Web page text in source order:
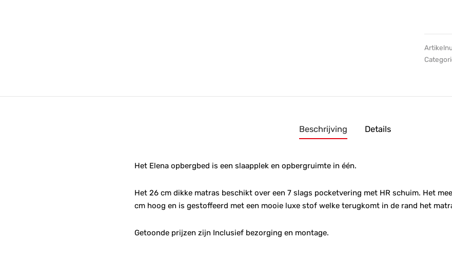
Beschrijving Details
Het Elena opbergbed is een slaapplek en opbergruimte in één.
Het 26 cm dikke matras beschikt over een 7 slags pocketvering met HR schuim. Het
cm hoog en is gestoffeerd met een mooie luxe stof welke terugkomt in de rand het
Getoonde prijzen zijn Inclusief bezorging en montage.